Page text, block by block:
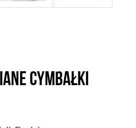
CYMBAŁKI